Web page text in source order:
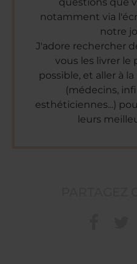
notamment via
notre
J'adore rechercher
vous les livrer
possible, et aller à
(médecins,
esthéticiennes...)
leurs